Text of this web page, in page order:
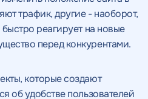
трафик, другие - наоборот,
реагирует на новые
перед конкурентами.
которые создают
об удобстве пользователей